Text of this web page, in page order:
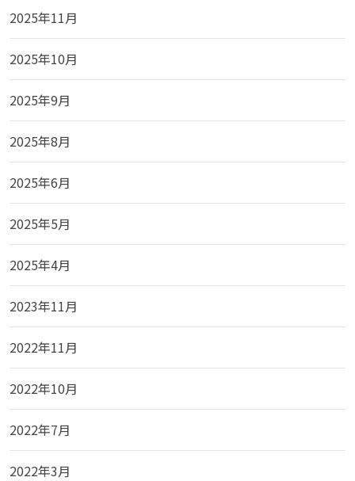
2025年11月
2025年10月
2025年9月
2025年8月
2025年6月
2025年5月
2025年4月
2023年11月
2022年11月
2022年10月
2022年7月
2022年3月